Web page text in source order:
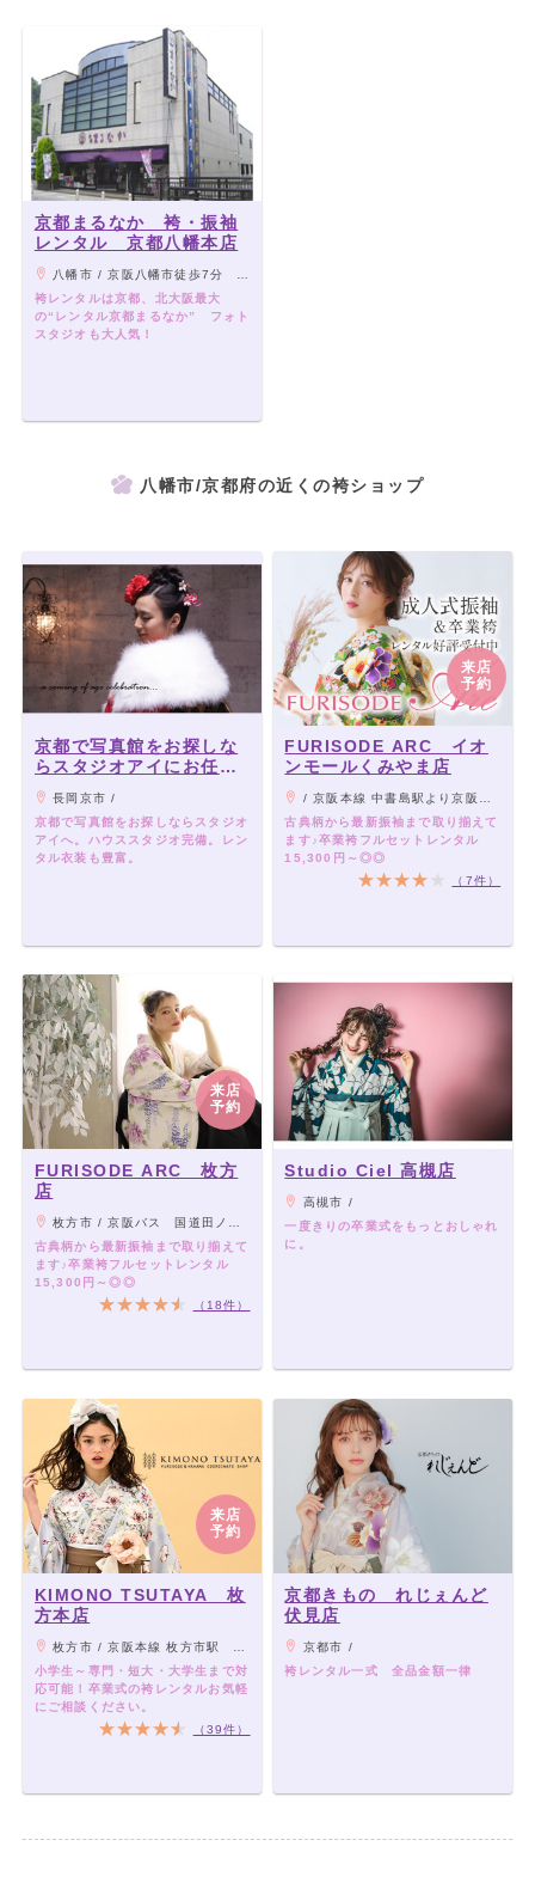
京都まるなか 袴・振袖
レンタル 京都八幡本店
八幡市 / 京阪八幡市徒歩7分 お電話でお迎えに寄ります
袴レンタルは京都、北大阪最大
の“レンタル京都まるなか” フォト
スタジオも大人気！
八幡市/京都府の近くの袴ショップ
京都で写真館をお探しな
らスタジオアイにお任せ
ください！
長岡京市 /
京都で写真館をお探しならスタジオ
アイへ。ハウススタジオ完備。レン
タル衣装も豊富。
来店
予約
FURISODE ARC イオ
ンモールくみやま店
/ 京阪本線 中書島駅より京阪バス約15分/近鉄京都線 大久保駅より京阪バス約20分
古典柄から最新振袖まで取り揃えて
ます♪卒業袴フルセットレンタル
15,300円～◎◎
（7件）
来店
予約
FURISODE ARC 枚方
店
枚方市 / 京阪バス 国道田ノ口から徒歩7分 枚方教習所前
古典柄から最新振袖まで取り揃えて
ます♪卒業袴フルセットレンタル
15,300円～◎◎
（18件）
Studio Ciel 高槻店
高槻市 /
一度きりの卒業式をもっとおしゃれ
に。
来店
予約
KIMONO TSUTAYA 枚
方本店
枚方市 / 京阪本線 枚方市駅 徒歩約5分
小学生～専門・短大・大学生まで対
応可能！卒業式の袴レンタルお気軽
にご相談ください。
（39件）
京都きもの れじぇんど
伏見店
京都市 /
袴レンタル一式 全品金額一律